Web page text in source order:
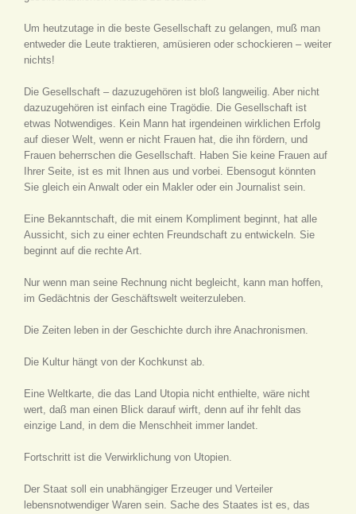
Um heutzutage in die beste Gesellschaft zu gelangen, muß man
entweder die Leute traktieren, amüsieren oder schockieren – weiter
nichts!
Die Gesellschaft – dazuzugehören ist bloß langweilig. Aber nicht
dazuzugehören ist einfach eine Tragödie. Die Gesellschaft ist
etwas Notwendiges. Kein Mann hat irgendeinen wirklichen Erfolg
auf dieser Welt, wenn er nicht Frauen hat, die ihn fördern, und
Frauen beherrschen die Gesellschaft. Haben Sie keine Frauen auf
Ihrer Seite, ist es mit Ihnen aus und vorbei. Ebensogut könnten
Sie gleich ein Anwalt oder ein Makler oder ein Journalist sein.
Eine Bekanntschaft, die mit einem Kompliment beginnt, hat alle
Aussicht, sich zu einer echten Freundschaft zu entwickeln. Sie
beginnt auf die rechte Art.
Nur wenn man seine Rechnung nicht begleicht, kann man hoffen,
im Gedächtnis der Geschäftswelt weiterzuleben.
Die Zeiten leben in der Geschichte durch ihre Anachronismen.
Die Kultur hängt von der Kochkunst ab.
Eine Weltkarte, die das Land Utopia nicht enthielte, wäre nicht
wert, daß man einen Blick darauf wirft, denn auf ihr fehlt das
einzige Land, in dem die Menschheit immer landet.
Fortschritt ist die Verwirklichung von Utopien.
Der Staat soll ein unabhängiger Erzeuger und Verteiler
lebensnotwendiger Waren sein. Sache des Staates ist es, das